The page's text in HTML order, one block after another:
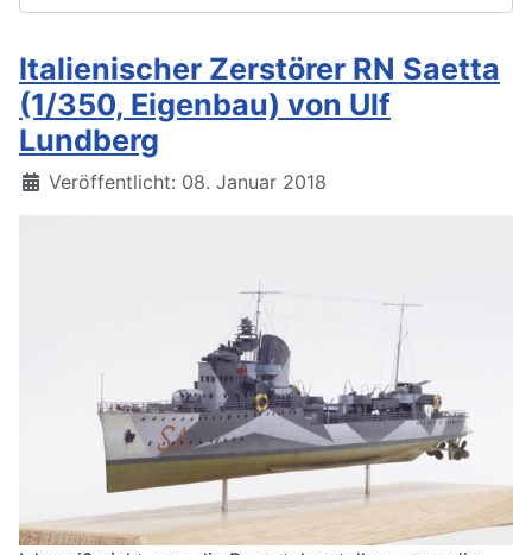
Italienischer Zerstörer RN Saetta
(1/350, Eigenbau) von Ulf
Lundberg
Details
Veröffentlicht: 08. Januar 2018